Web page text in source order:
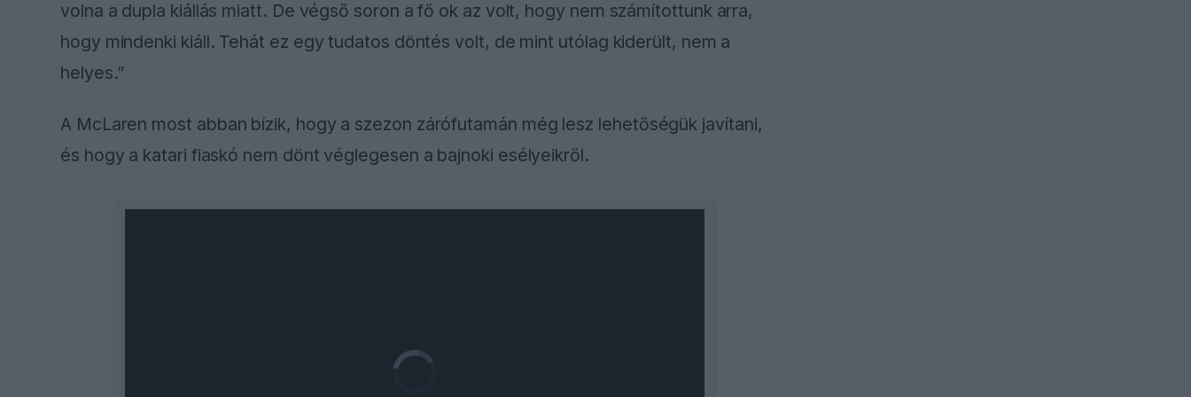
volna a dupla kiállás miatt. De végső soron a fő ok az volt, hogy nem számítottunk arra,
hogy mindenki kiáll. Tehát ez egy tudatos döntés volt, de mint utólag kiderült, nem a
helyes.”
A McLaren most abban bízik, hogy a szezon zárófutamán még lesz lehetőségük javítani,
és hogy a katari fiaskó nem dönt véglegesen a bajnoki esélyeikről.
Video
Player